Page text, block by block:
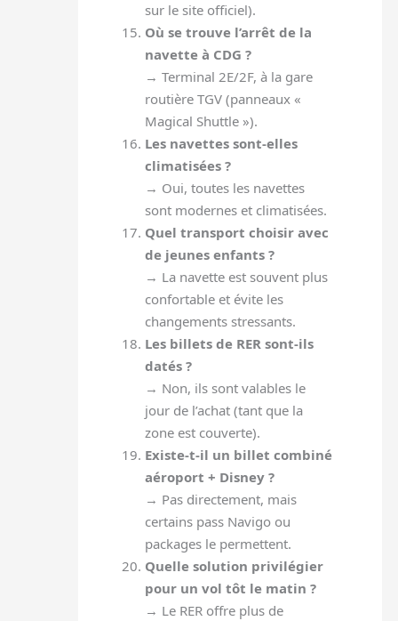
sur le site officiel).
Où se trouve l’arrêt de la
navette à CDG ?
→ Terminal 2E/2F, à la gare
routière TGV (panneaux «
Magical Shuttle »).
Les navettes sont-elles
climatisées ?
→ Oui, toutes les navettes
sont modernes et climatisées.
Quel transport choisir avec
de jeunes enfants ?
→ La navette est souvent plus
confortable et évite les
changements stressants.
Les billets de RER sont-ils
datés ?
→ Non, ils sont valables le
jour de l’achat (tant que la
zone est couverte).
Existe-t-il un billet combiné
aéroport + Disney ?
→ Pas directement, mais
certains pass Navigo ou
packages le permettent.
Quelle solution privilégier
pour un vol tôt le matin ?
→ Le RER offre plus de